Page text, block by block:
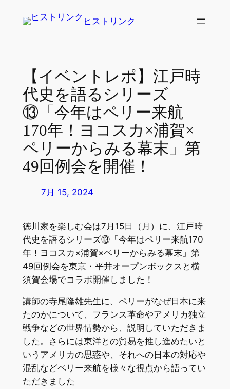
ヒストリンク
【イベントレポ】江戸時
代史を語るシリーズ
⑬「今年はペリー来航
170年！ヨコスカ×浦賀×
ペリーからみる幕末」第
49回例会を開催！
7月 15, 2024
徳川家を楽しむ会は7月15日（月）に、江戸時
代史を語るシリーズ⑬「今年はペリー来航170
年！ヨコスカ×浦賀×ペリーからみる幕末」第
49回例会を東京・平井オープンボックスと横
須賀会場でコラボ開催しました！
講師の寺尾隆雄先生に、ペリーがなぜ日本に来
たのかについて、フランス革命やアメリカ独立
戦争などの世界情勢から、説明していただきま
した。さらには東洋との貿易を推し進めたいと
いうアメリカの思惑や、それへの日本の対応や
混乱などペリー来航を様々な視点から語ってい
ただきました